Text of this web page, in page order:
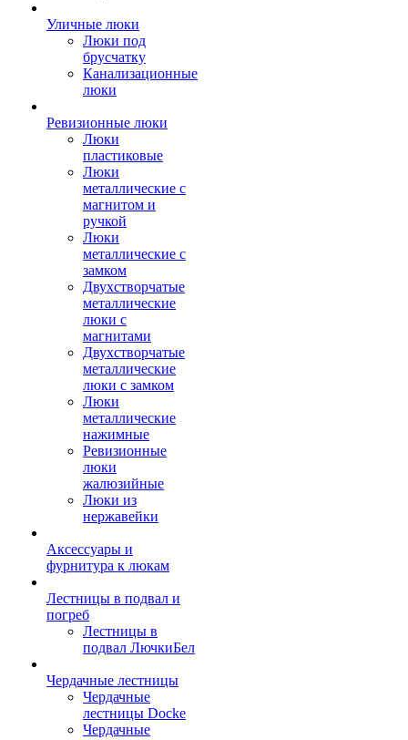
Уличные люки
Люки под
брусчатку
Канализационные
люки
Ревизионные люки
Люки
пластиковые
Люки
металлические с
магнитом и
ручкой
Люки
металлические с
замком
Двухстворчатые
металлические
люки с
магнитами
Двухстворчатые
металлические
люки с замком
Люки
металлические
нажимные
Ревизионные
люки
жалюзийные
Люки из
нержавейки
Аксессуары и
фурнитура к люкам
Лестницы в подвал и
погреб
Лестницы в
подвал ЛючкиБел
Чердачные лестницы
Чердачные
лестницы Docke
Чердачные